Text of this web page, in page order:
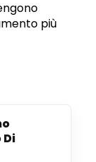
più